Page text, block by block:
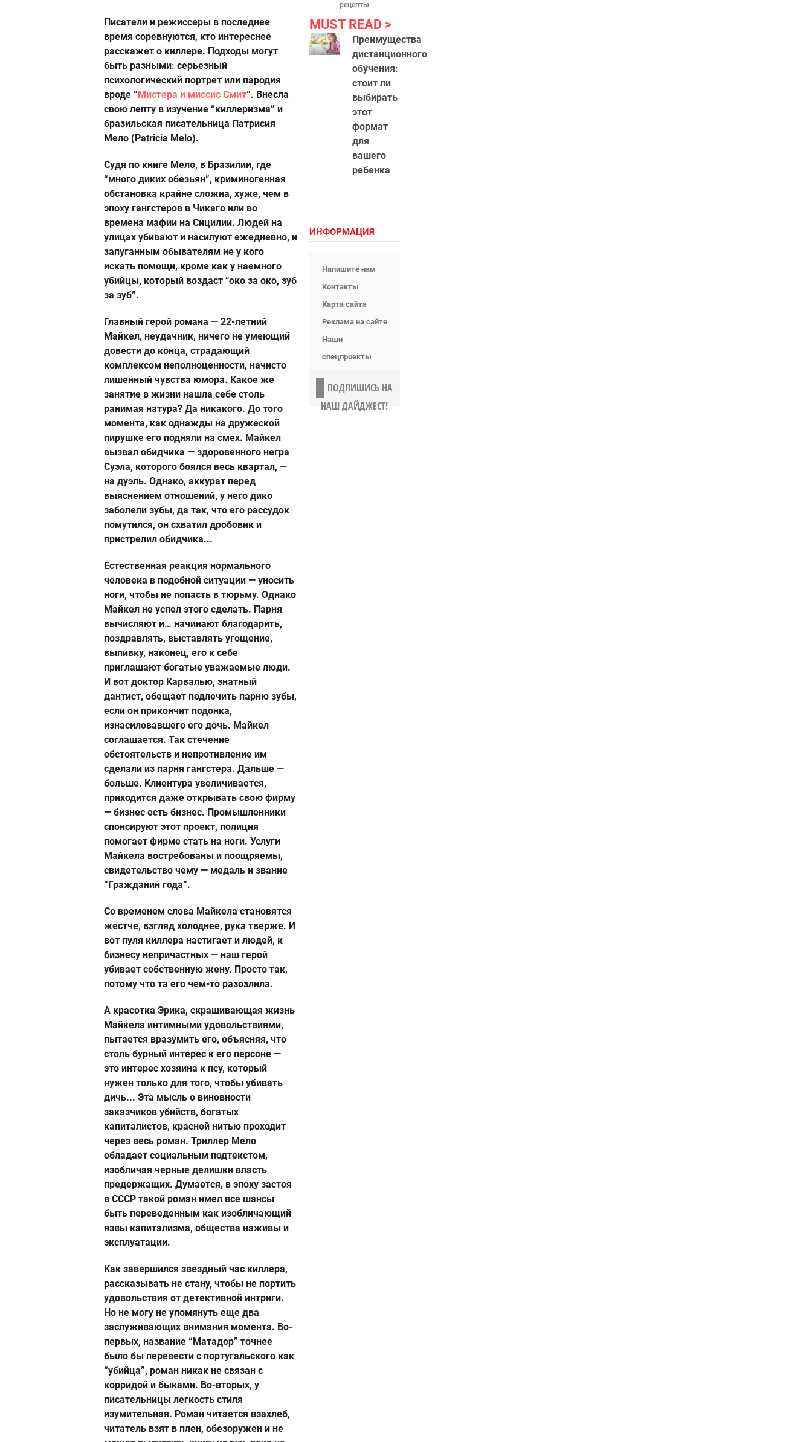
Писатели и режиссеры в последнее
время соревнуются, кто интереснее
расскажет о киллере. Подходы могут
быть разными: серьезный
психологический портрет или пародия
вроде “Мистера и миссис Смит”. Внесла
свою лепту в изучение “киллеризма” и
бразильская писательница Патрисия
Мело (Patricia Melo).
Судя по книге Мело, в Бразилии, где
“много диких обезьян”, криминогенная
обстановка крайне сложна, хуже, чем в
эпоху гангстеров в Чикаго или во
времена мафии на Сицилии. Людей на
улицах убивают и насилуют ежедневно, и
запуганным обывателям не у кого
искать помощи, кроме как у наемного
убийцы, который воздаст “око за око, зуб
за зуб”.
Главный герой романа — 22-летний
Майкел, неудачник, ничего не умеющий
довести до конца, страдающий
комплексом неполноценности, начисто
лишенный чувства юмора. Какое же
занятие в жизни нашла себе столь
ранимая натура? Да никакого. До того
момента, как однажды на дружеской
пирушке его подняли на смех. Майкел
вызвал обидчика — здоровенного негра
Суэла, которого боялся весь квартал, —
на дуэль. Однако, аккурат перед
выяснением отношений, у него дико
заболели зубы, да так, что его рассудок
помутился, он схватил дробовик и
пристрелил обидчика...
Естественная реакция нормального
человека в подобной ситуации — уносить
ноги, чтобы не попасть в тюрьму. Однако
Майкел не успел этого сделать. Парня
вычисляют и… начинают благодарить,
поздравлять, выставлять угощение,
выпивку, наконец, его к себе
приглашают богатые уважаемые люди.
И вот доктор Карвалью, знатный
дантист, обещает подлечить парню зубы,
если он прикончит подонка,
изнасиловавшего его дочь. Майкел
соглашается. Так стечение
обстоятельств и непротивление им
сделали из парня гангстера. Дальше —
больше. Клиентура увеличивается,
приходится даже открывать свою фирму
— бизнес есть бизнес. Промышленники
спонсируют этот проект, полиция
помогает фирме стать на ноги. Услуги
Майкела востребованы и поощряемы,
свидетельство чему — медаль и звание
“Гражданин года”.
Со временем слова Майкела становятся
жестче, взгляд холоднее, рука тверже. И
вот пуля киллера настигает и людей, к
бизнесу непричастных — наш герой
убивает собственную жену. Просто так,
потому что та его чем-то разозлила.
А красотка Эрика, скрашивающая жизнь
Майкела интимными удовольствиями,
пытается вразумить его, объясняя, что
столь бурный интерес к его персоне —
это интерес хозяина к псу, который
нужен только для того, чтобы убивать
дичь... Эта мысль о виновности
заказчиков убийств, богатых
капиталистов, красной нитью проходит
через весь роман. Триллер Мело
обладает социальным подтекстом,
изобличая черные делишки власть
предержащих. Думается, в эпоху застоя
в СССР такой роман имел все шансы
быть переведенным как изобличающий
язвы капитализма, общества наживы и
эксплуатации.
Как завершился звездный час киллера,
рассказывать не стану, чтобы не портить
удовольствия от детективной интриги.
Но не могу не упомянуть еще два
заслуживающих внимания момента. Во-
первых, название “Матадор” точнее
было бы перевести с португальского как
“убийца”, роман никак не связан с
корридой и быками. Во-вторых, у
писательницы легкость стиля
изумительная. Роман читается взахлеб,
читатель взят в плен, обезоружен и не
рецепты
MUST READ
Преимущества
дистанционного
обучения:
стоит ли
выбирать
этот
формат
для
вашего
ребенка
ИНФОРМАЦИЯ
Напишите нам
Контакты
Карта сайта
Реклама на сайте
Наши
спецпроекты
ПОДПИШИСЬ НА
НАШ ДАЙДЖЕСТ!